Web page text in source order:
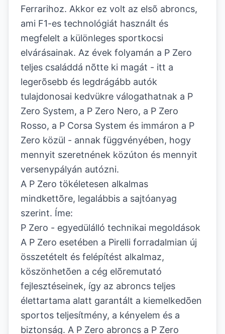
Ferrarihoz. Akkor ez volt az elsõ abroncs,
ami F1-es technológiát használt és
megfelelt a különleges sportkocsi
elvárásainak. Az évek folyamán a P Zero
teljes családdá nõtte ki magát - itt a
legerõsebb és legdrágább autók
tulajdonosai kedvükre válogathatnak a P
Zero System, a P Zero Nero, a P Zero
Rosso, a P Corsa System és immáron a P
Zero közül - annak függvényében, hogy
mennyit szeretnének közúton és mennyit
versenypályán autózni.
A P Zero tökéletesen alkalmas
mindkettõre, legalábbis a sajtóanyag
szerint. Íme:
P Zero - egyedülálló technikai megoldások
A P Zero esetében a Pirelli forradalmian új
összetételt és felépítést alkalmaz,
köszönhetõen a cég elõremutató
fejlesztéseinek, így az abroncs teljes
élettartama alatt garantált a kiemelkedõen
sportos teljesítmény, a kényelem és a
biztonság. A P Zero abroncs a P Zero